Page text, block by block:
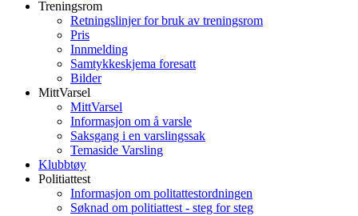
Treningsrom
Retningslinjer for bruk av treningsrom
Pris
Innmelding
Samtykkeskjema foresatt
Bilder
MittVarsel
MittVarsel
Informasjon om å varsle
Saksgang i en varslingssak
Temaside Varsling
Klubbtøy
Politiattest
Informasjon om politattestordningen
Søknad om politiattest - steg for steg